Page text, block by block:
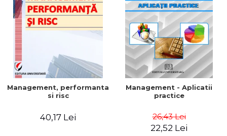
Management, performanta
si risc
40,17 Lei
Management - Aplicatii
practice
26,43 Lei
22,52 Lei